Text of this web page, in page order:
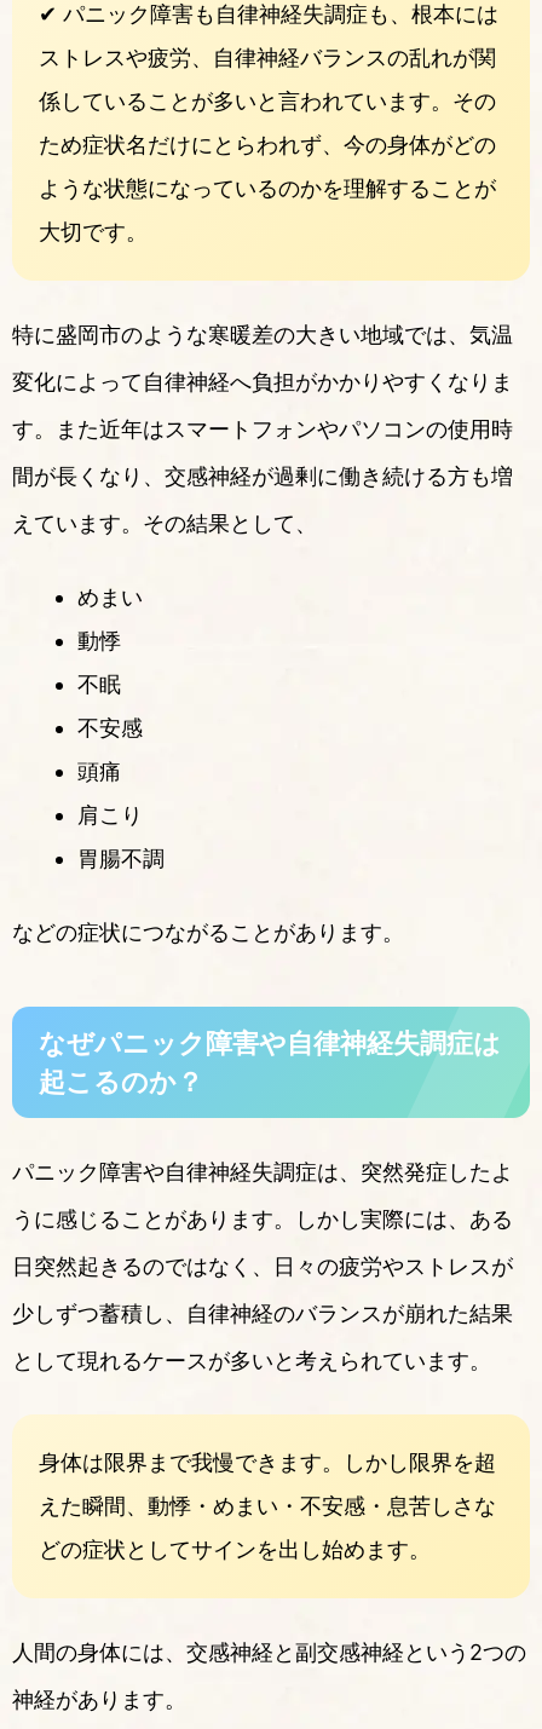
✔ パニック障害も自律神経失調症も、根本には
ストレスや疲労、自律神経バランスの乱れが関
係していることが多いと言われています。その
ため症状名だけにとらわれず、今の身体がどの
ような状態になっているのかを理解することが
大切です。
特に盛岡市のような寒暖差の大きい地域では、気温
変化によって自律神経へ負担がかかりやすくなりま
す。また近年はスマートフォンやパソコンの使用時
間が長くなり、交感神経が過剰に働き続ける方も増
えています。その結果として、
めまい
動悸
不眠
不安感
頭痛
肩こり
胃腸不調
などの症状につながることがあります。
なぜパニック障害や自律神経失調症は
起こるのか？
パニック障害や自律神経失調症は、突然発症したよ
うに感じることがあります。しかし実際には、ある
日突然起きるのではなく、日々の疲労やストレスが
少しずつ蓄積し、自律神経のバランスが崩れた結果
として現れるケースが多いと考えられています。
身体は限界まで我慢できます。しかし限界を超
えた瞬間、動悸・めまい・不安感・息苦しさな
どの症状としてサインを出し始めます。
人間の身体には、交感神経と副交感神経という2つの
神経があります。